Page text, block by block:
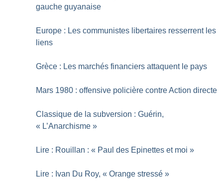
gauche guyanaise
Europe : Les communistes libertaires resserrent les
liens
Grèce : Les marchés financiers attaquent le pays
Mars 1980 : offensive policière contre Action directe
Classique de la subversion : Guérin,
« L’Anarchisme »
Lire : Rouillan : « Paul des Epinettes et moi »
Lire : Ivan Du Roy, « Orange stressé »